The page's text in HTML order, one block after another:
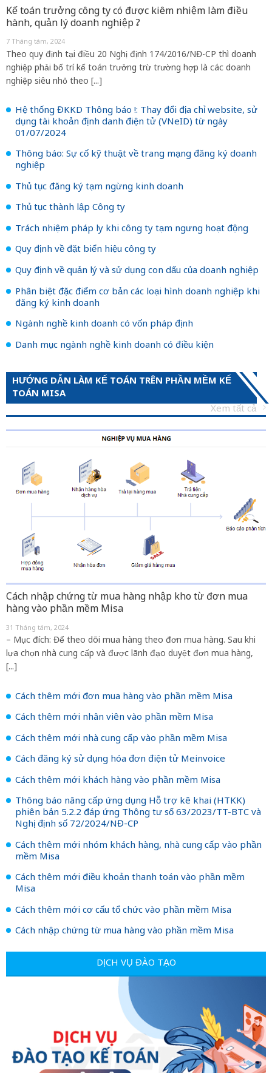
Kế toán trưởng công ty có được kiêm nhiệm làm điều
hành, quản lý doanh nghiệp ?
7 Tháng tám, 2024
Theo quy định tại điều 20 Nghị định 174/2016/NĐ-CP thì doanh
nghiệp phải bố trí kế toán trưởng trừ trường hợp là các doanh
nghiệp siêu nhỏ theo [...]
Hệ thống ĐKKD Thông báo !: Thay đổi địa chỉ website, sử
dụng tài khoản định danh điện tử (VNeID) từ ngày
01/07/2024
Thông báo: Sự cố kỹ thuật về trang mạng đăng ký doanh
nghiệp
Thủ tục đăng ký tạm ngừng kinh doanh
Thủ tục thành lập Công ty
Trách nhiệm pháp ly khi công ty tạm ngưng hoạt động
Quy định về đặt biển hiệu công ty
Quy định về quản lý và sử dụng con dấu của doanh nghiệp
Phân biệt đặc điểm cơ bản các loại hình doanh nghiệp khi
đăng ký kinh doanh
Ngành nghề kinh doanh có vốn pháp định
Danh mục ngành nghề kinh doanh có điều kiện
HƯỚNG DẪN LÀM KẾ TOÁN TRÊN PHẦN MỀM KẾ
TOÁN MISA
Xem tất cả
Cách nhập chứng từ mua hàng nhập kho từ đơn mua
hàng vào phần mềm Misa
31 Tháng tám, 2024
– Mục đích: Để theo dõi mua hàng theo đơn mua hàng. Sau khi
lựa chọn nhà cung cấp và được lãnh đạo duyệt đơn mua hàng,
[...]
Cách thêm mới đơn mua hàng vào phần mềm Misa
Cách thêm mới nhân viên vào phần mềm Misa
Cách thêm mới nhà cung cấp vào phần mềm Misa
Cách đăng ký sử dụng hóa đơn điện tử Meinvoice
Cách thêm mới khách hàng vào phần mềm Misa
Thông báo nâng cấp ứng dụng Hỗ trợ kê khai (HTKK)
phiên bản 5.2.2 đáp ứng Thông tư số 63/2023/TT-BTC và
Nghị định số 72/2024/NĐ-CP
Cách thêm mới nhóm khách hàng, nhà cung cấp vào phần
mềm Misa
Cách thêm mới điều khoản thanh toán vào phần mềm
Misa
Cách thêm mới cơ cấu tổ chức vào phần mềm Misa
Cách nhập chứng từ mua hàng vào phần mềm Misa
DỊCH VỤ ĐÀO TẠO